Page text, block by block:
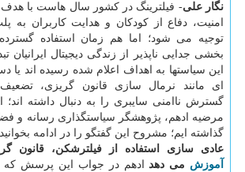
نگار علی- فیلترینگ در کشور سال هاست با هدف
امنیت، دفاع از کودکان و هدایت کاربران به
توجیه می شود؛ اما هم زمان استفاده
بخشی جدایی ناپذیر از زندگی دیجیتال ایرانیان
این سیاستها به اهداف اعلام شده رسیده اند یا
ای مانند نرمال سازی قانون گریزی،
گسترش ناامنی سایبری را به دنبال داشته
مرضیه ادهم، پژوهشگر سیاستگذاری رسانه و
گذاشته ایم؛ مشروح این گفتگو را در ادامه
عادی سازی استفاده از فیلترشکن، قانون
آموزش می دهدادهم در جواب این پرسش که